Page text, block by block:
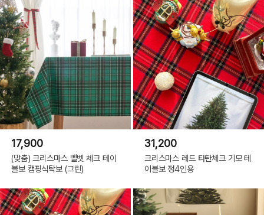
17,900
(맞춤) 크리스마스 벨벳 체크 테이
블보 캠핑식탁보 (그린)
31,200
크리스마스 레드 타탄체크 기모 테
이블보 정4인용